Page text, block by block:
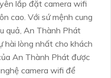
lắp đặt camera wifi
cao. Với sứ mệnh cung
quả, An Thành Phát
hài lòng nhất cho khách
An Thành Phát được
camera wifi để